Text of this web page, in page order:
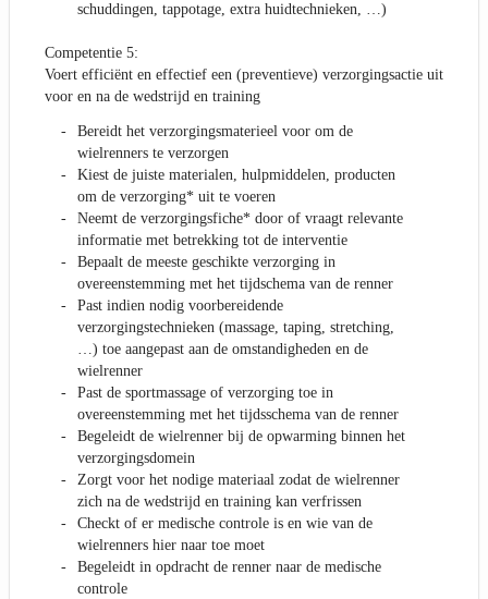
schuddingen, tappotage, extra huidtechnieken, …)
Competentie 5:
Voert efficiënt en effectief een (preventieve) verzorgingsactie uit
voor en na de wedstrijd en training
Bereidt het verzorgingsmaterieel voor om de
wielrenners te verzorgen
Kiest de juiste materialen, hulpmiddelen, producten
om de verzorging* uit te voeren
Neemt de verzorgingsfiche* door of vraagt relevante
informatie met betrekking tot de interventie
Bepaalt de meeste geschikte verzorging in
overeenstemming met het tijdschema van de renner
Past indien nodig voorbereidende
verzorgingstechnieken (massage, taping, stretching,
…) toe aangepast aan de omstandigheden en de
wielrenner
Past de sportmassage of verzorging toe in
overeenstemming met het tijdsschema van de renner
Begeleidt de wielrenner bij de opwarming binnen het
verzorgingsdomein
Zorgt voor het nodige materiaal zodat de wielrenner
zich na de wedstrijd en training kan verfrissen
Checkt of er medische controle is en wie van de
wielrenners hier naar toe moet
Begeleidt in opdracht de renner naar de medische
controle